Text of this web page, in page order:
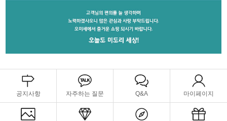
공지사항 자주하는 질문 Q&A 마이페이지